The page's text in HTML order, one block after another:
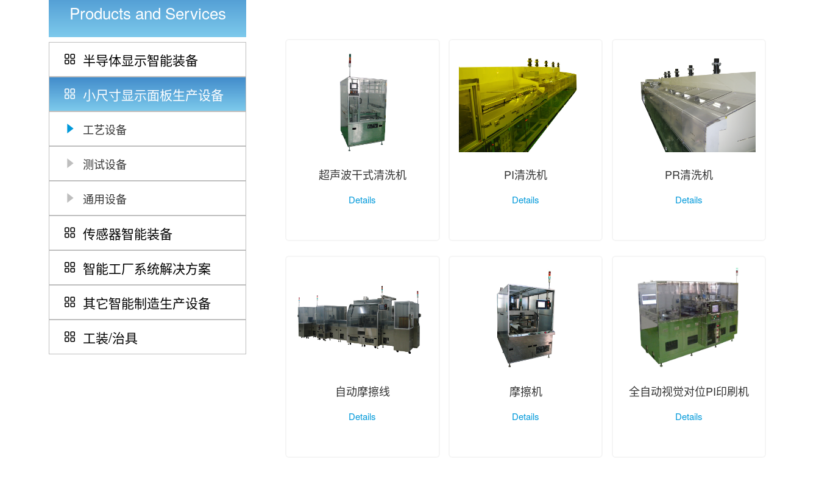
Products and Services
半导体显示智能装备
小尺寸显示面板生产设备
工艺设备
测试设备
通用设备
传感器智能装备
智能工厂系统解决方案
其它智能制造生产设备
工装/治具
超声波干式清洗机
Details
PI清洗机
Details
PR清洗机
Details
自动摩擦线
Details
摩擦机
Details
全自动视觉对位PI印刷机
Details